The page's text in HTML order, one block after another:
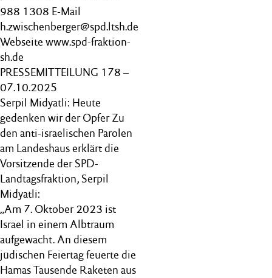
988 1308 E-Mail
h.zwischenberger@spd.ltsh.de
Webseite www.spd-fraktion-
sh.de
PRESSEMITTEILUNG 178 –
07.10.2025
Serpil Midyatli: Heute
gedenken wir der Opfer Zu
den anti-israelischen Parolen
am Landeshaus erklärt die
Vorsitzende der SPD-
Landtagsfraktion, Serpil
Midyatli:
„Am 7. Oktober 2023 ist
Israel in einem Albtraum
aufgewacht. An diesem
jüdischen Feiertag feuerte die
Hamas Tausende Raketen aus